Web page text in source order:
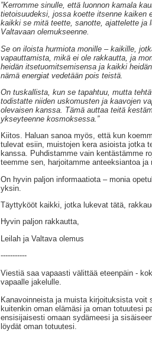
”Kerromme sinulle, että luonnon kamala
tietoisuudeksi, jossa koette itsenne kaiken
kaikki se mitä teette, sanotte, ajattelette ja
Valtavaan olemukseenne.
Se on iloista hurmiota monille – kaikille,
vapauttamista, mikä ei ole rakkautta, ja
heidän itsetuomitsemisensa ja kaikki
nämä energiat vedetään pois teistä.
On tuskallista, kun se tapahtuu, mutta
todistatte niiden uskomusten ja kaavojen
olevaisen kanssa. Tämä auttaa teitä
ykseyteenne kosmoksessa.”
Kiitos. Haluan sanoa myös, että kun
tulevat esiin, muistojen kera asioista jotka
kanssa. Puhdistamme vain kentästämme
teemme sen, harjoitamme anteeksiantoa
On hyvin paljon informaatiota – monia
yksin.
Täyttykööt kaikki, jotka lukevat tätä,
Hyvin paljon rakkautta,
Leilah ja Valtava olemus
-----------
Viestiä saa vapaasti välittää eteenpäin -
vapaalle jakelulle.
Kanavoinneista ja muista kirjoituksista
kuitenkin oman elämäsi ja oman totuutesi
ensisijaisesti omaan sydämeesi ja
löydät oman totuutesi.